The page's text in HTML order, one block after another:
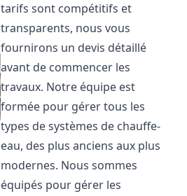
tarifs sont compétitifs et
transparents, nous vous
fournirons un devis détaillé
avant de commencer les
travaux. Notre équipe est
formée pour gérer tous les
types de systèmes de chauffe-
eau, des plus anciens aux plus
modernes. Nous sommes
équipés pour gérer les